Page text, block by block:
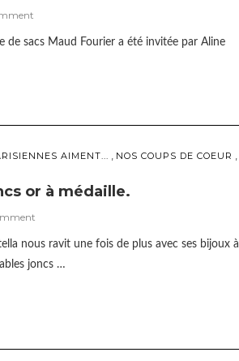
de sacs Maud Fourier a été invitée par Aline
AIMENT... NOS COUPS DE COEUR
or à médaille.
nous ravit une fois de plus avec ses bijoux à
joncs …